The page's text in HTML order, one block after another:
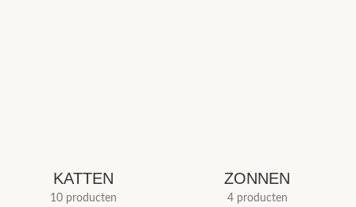
KATTEN
10 producten
ZONNEN
4 producten